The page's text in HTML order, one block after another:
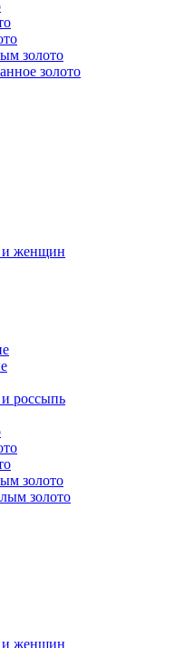
золото
золото
женщин
россыпь
золото
золото
женщин